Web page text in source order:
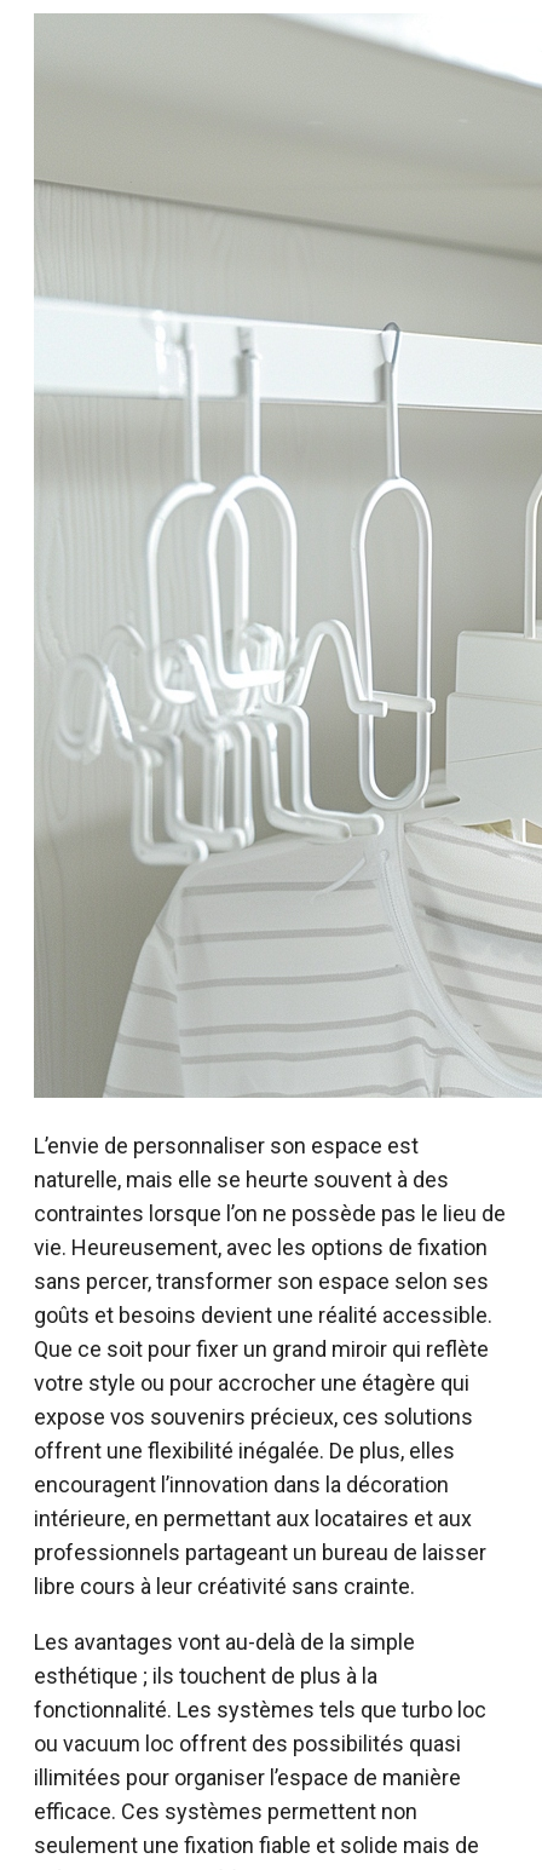
L’envie de personnaliser son espace est
naturelle, mais elle se heurte souvent à des
contraintes lorsque l’on ne possède pas le lieu de
vie. Heureusement, avec les options de fixation
sans percer, transformer son espace selon ses
goûts et besoins devient une réalité accessible.
Que ce soit pour fixer un grand miroir qui reflète
votre style ou pour accrocher une étagère qui
expose vos souvenirs précieux, ces solutions
offrent une flexibilité inégalée. De plus, elles
encouragent l’innovation dans la décoration
intérieure, en permettant aux locataires et aux
professionnels partageant un bureau de laisser
libre cours à leur créativité sans crainte.
Les avantages vont au-delà de la simple
esthétique ; ils touchent de plus à la
fonctionnalité. Les systèmes tels que turbo loc
ou vacuum loc offrent des possibilités quasi
illimitées pour organiser l’espace de manière
efficace. Ces systèmes permettent non
seulement une fixation fiable et solide mais de